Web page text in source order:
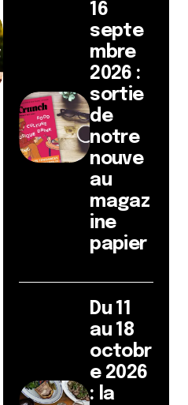
16
septe
mbre
2026 :
sortie
de
notre
nouve
au
magaz
ine
papier
Du 11
au 18
octobr
e 2026
: la